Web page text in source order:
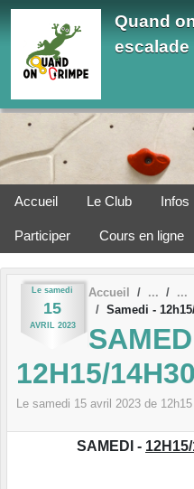
Quand
escalade
Accueil Le Club Infos
Participer Cours en ligne
Le samedi
15
AVRIL 2023
Accueil
Samedi -
12H15/
Le samedi 15 avril 2023 de
SAMEDI -
Panneau de gestion des